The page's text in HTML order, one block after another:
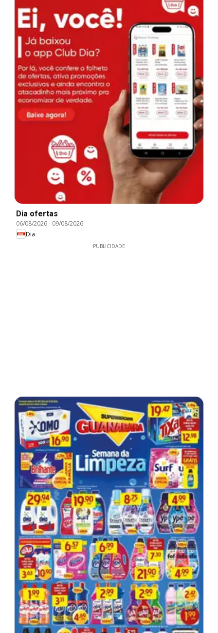
Dia ofertas
06/08/2026- 09/08/2026
Dia
PUBLICIDADE